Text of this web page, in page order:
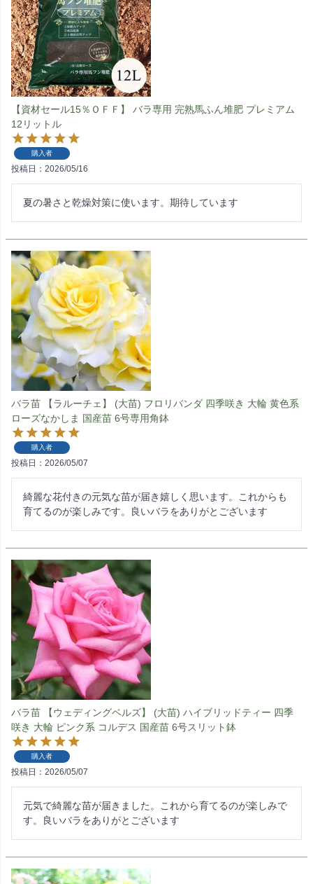
【資材セール15％ＯＦＦ】 バラ専用 完熟馬ふん堆肥 プレミアム
12リットル
購入者
投稿日 2026/05/16
夏の暑さと乾燥対策に使います。期待しています
バラ苗 【ラルーチェ】 (大苗) フロリバンダ 四季咲き 大輪 黄色系
ローズなかしま 国産苗 6号専用角鉢
購入者
投稿日 2026/05/07
綺麗な花付きの元気な苗が届き嬉しく思います。これからも
育てるのが楽しみです。良いバラをありがとございます
バラ苗 【ウェディングベルズ】 (大苗) ハイブリッドティー 四季
咲き 大輪 ピンク系 コルデス 国産苗 6号スリット鉢
購入者
投稿日 2026/05/07
元気で綺麗な苗が届きました。これから育てるのが楽しみで
す。良いバラをありがとございます